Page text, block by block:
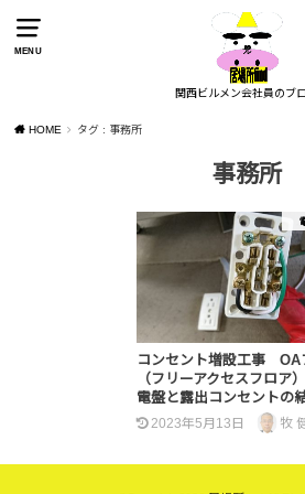
MENU
関西ビルメン会社員のブ
HOME タグ : 事務所
事務所
コンセント増設工事 OA
（フリーアクセスフロア
電盤と露出コンセントの
2023年5月13日 牧